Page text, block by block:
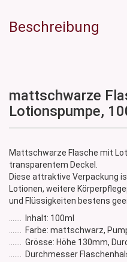
Beschreibung
mattschwarze
Lotionspumpe,
Mattschwarze Flasche mit
transparentem Deckel.
Diese attraktive Verpackung
Lotionen, weitere
und Flüssigkeiten bestens
....... Inhalt: 100ml
....... Farbe: mattschwarz,
....... Grösse: Höhe 130mm,
....... Durchmesser